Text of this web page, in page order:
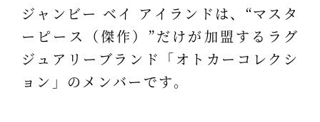
ジャンビー ベイ アイランドは、“マスタ
ーピース（傑作）”だけが加盟するラグ
ジュアリーブランド「オトカーコレクシ
ョン」のメンバーです。